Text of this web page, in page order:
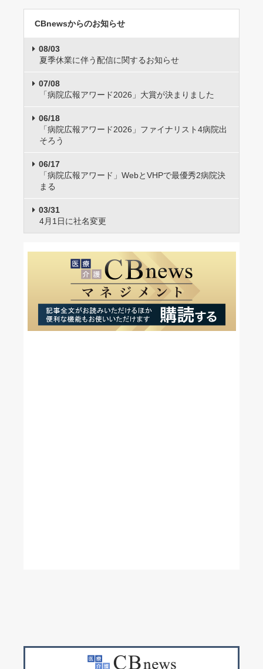
CBnewsからのお知らせ
08/03
夏季休業に伴う配信に関するお知らせ
07/08
「病院広報アワード2026」大賞が決まりました
06/18
「病院広報アワード2026」ファイナリスト4病院出
そろう
06/17
「病院広報アワード」WebとVHPで最優秀2病院決
まる
03/31
4月1日に社名変更